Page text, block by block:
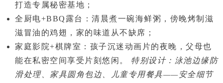
打造专属秘密基地；
全厨电+BBQ露台
：清晨煮一碗海鲜粥，傍晚烤制滋
滋冒油的鸡翅，家的味道从不缺席；
家庭影院+棋牌室 ：孩子沉迷动画片的夜晚，父母也
能在私密空间享受片刻悠闲。 特别设计：泳池边缘防
滑处理、家具圆角包边、儿童专用餐具——安全细节